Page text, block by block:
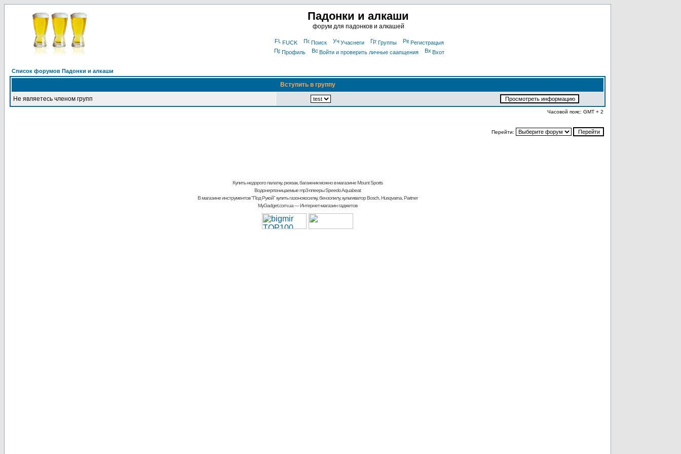
Падонки и алкаши
форум для падонков и алкашей
FUCK Поиск Учаснеги Группы
Регистрацыя
Профиль
Войти и проверить личные саапщения Вхот
Список форумов Падонки и алкаши
Вступить в группу
Не являетесь членом групп
Часовой пояс: GMT + 2
Перейти:
Купить недорого палатку, рюкзак, багажникможно в магазине Mount Sports
Водонерпоницаемые mp3-плееры Speedo Aquabeat
В магазине инструментов "Под Рукой"купить газонокосилку, бензопилу, культиваторBosch, Husqvarna, Partner
MyGadget.com.ua— Интернет-магазин гаджетов